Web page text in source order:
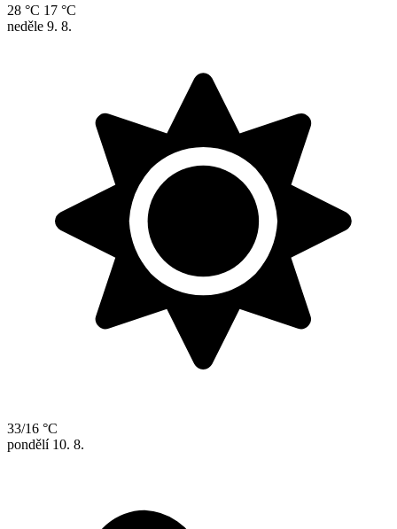
28 °C 17 °C
neděle 9. 8.
33/16 °C
pondělí 10. 8.